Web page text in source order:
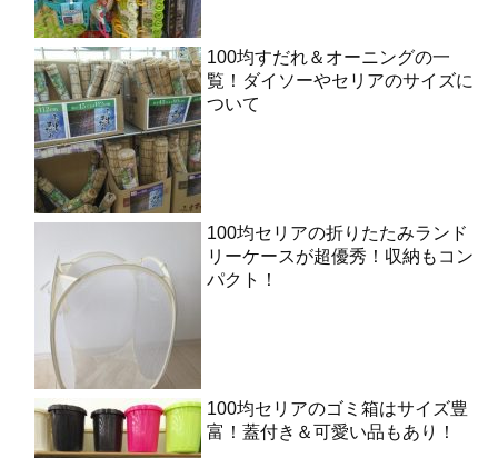
100均すだれ＆オーニングの一
覧！ダイソーやセリアのサイズに
ついて
100均セリアの折りたたみランド
リーケースが超優秀！収納もコン
パクト！
100均セリアのゴミ箱はサイズ豊
富！蓋付き＆可愛い品もあり！